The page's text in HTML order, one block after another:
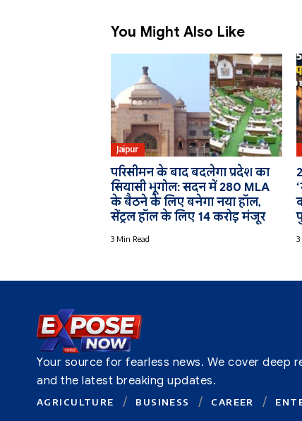
You Might Also Like
Jaipur
परिसीमन के बाद बदलेगा प्रदेश का
सियासी भूगोल: सदन में 280 MLA
के बैठने के लिए बनेगा नया हॉल,
सेंट्रल हॉल के लिए 14 करोड़ मंजूर
3 Min Read 3
Your source for fearless news. We cover deep
and the latest breaking updates.
AGRICULTURE BUSINESS CAREER